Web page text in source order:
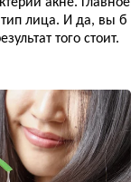
акне. Главное
лица. И да, вы б
того стоит.